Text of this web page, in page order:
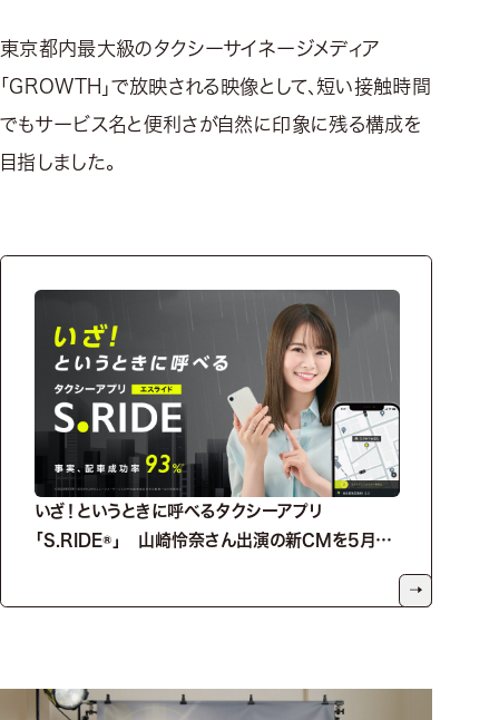
東京都内最大級のタクシーサイネージメディア
「GROWTH」で放映される映像として、短い接触時間
でもサービス名と便利さが自然に印象に残る構成を
目指しました。
いざ！というときに呼べるタクシーアプリ
「S.RIDE®」 山崎怜奈さん出演の新CMを5月8